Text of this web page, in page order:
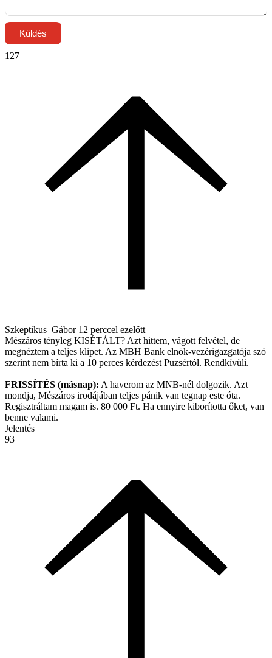
Küldés
127
Szkeptikus_Gábor 12 perccel ezelőtt
Mészáros tényleg KISÉTÁLT? Azt hittem, vágott felvétel, de
megnéztem a teljes klipet. Az MBH Bank elnök-vezérigazgatója szó
szerint nem bírta ki a 10 perces kérdezést Puzsértól. Rendkívüli.
FRISSÍTÉS (másnap): A haverom az MNB-nél dolgozik. Azt
mondja, Mészáros irodájában teljes pánik van tegnap este óta.
Regisztráltam magam is. 80 000 Ft. Ha ennyire kiborította őket, van
benne valami.
Jelentés
93